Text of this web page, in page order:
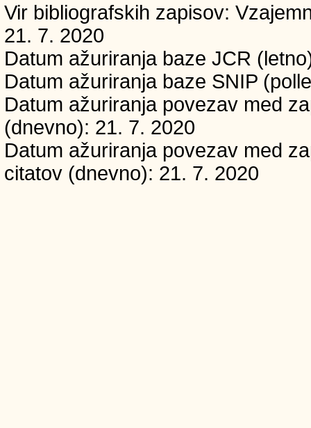
Vir bibliografskih zapisov:
21. 7. 2020
Datum ažuriranja baze JCR
Datum ažuriranja baze SNIP
Datum ažuriranja povezav med
(dnevno): 21. 7. 2020
Datum ažuriranja povezav med
citatov (dnevno): 21. 7. 2020